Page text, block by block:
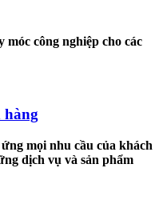
công nghiệp cho các
hàng
mọi nhu cầu của khách
dịch vụ và sản phẩm